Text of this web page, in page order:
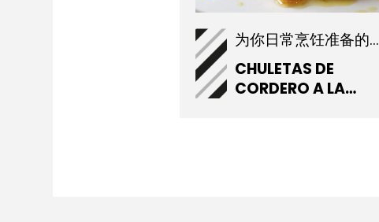
为你日常烹饪准备的羊肉
CHULETAS DE
CORDERO A LA